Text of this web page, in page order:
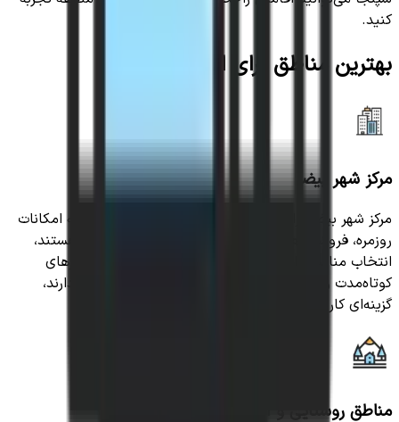
کنید.
بهترین مناطق برای اقامت
مرکز شهر بیضا
مرکز شهر بیضا برای افرادی که به دنبال دسترسی آسان به امکانات
روزمره، فروشگاه‌ها، خدمات شهری و مسیرهای ارتباطی هستند،
انتخاب مناسبی است. این محدوده برای خانواده‌ها، سفرهای
کوتاه‌مدت و افرادی که به امکانات ضروری نزدیک‌تر نیاز دارند،
گزینه‌ای کاربردی محسوب می‌شود.
مناطق روستایی و اطراف بیضا